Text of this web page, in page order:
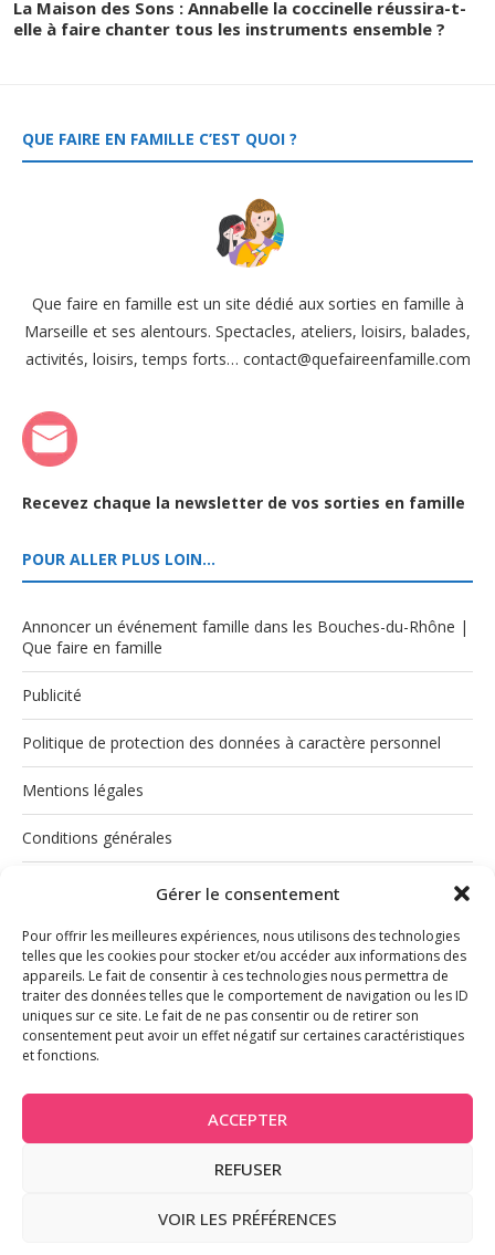
Gérer le consentement
Pour offrir les meilleures expériences, nous utilisons des technologies
telles que les cookies pour stocker et/ou accéder aux informations des
appareils. Le fait de consentir à ces technologies nous permettra de
traiter des données telles que le comportement de navigation ou les ID
uniques sur ce site. Le fait de ne pas consentir ou de retirer son
consentement peut avoir un effet négatif sur certaines caractéristiques
et fonctions.
ACCEPTER
REFUSER
VOIR LES PRÉFÉRENCES
La Maison des Sons : Annabelle la coccinelle réussira-t-
elle à faire chanter tous les instruments ensemble ?
QUE FAIRE EN FAMILLE C’EST QUOI ?
Que faire en famille est un site dédié aux sorties en famille à
Marseille et ses alentours. Spectacles, ateliers, loisirs, balades,
activités, loisirs, temps forts… contact@quefaireenfamille.com
Recevez chaque la newsletter de vos sorties en famille
POUR ALLER PLUS LOIN…
Annoncer un événement famille dans les Bouches-du-Rhône |
Que faire en famille
Publicité
Politique de protection des données à caractère personnel
Mentions légales
Conditions générales
Politique de cookies (UE)
@2026 - Tous droits réservés